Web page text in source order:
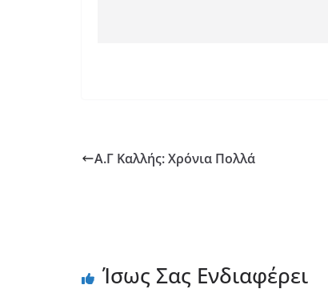
Α.Γ Καλλής: Χρόνια Πολλά
Ίσως Σας Ενδιαφέρει